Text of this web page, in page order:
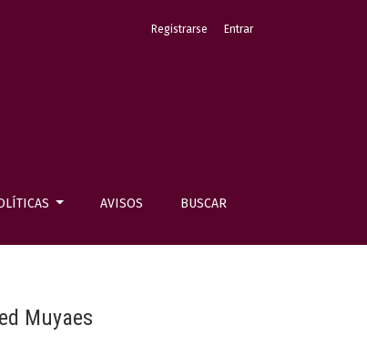
AVISOS BUSCAR
Registrarse Entrar
Muyaes